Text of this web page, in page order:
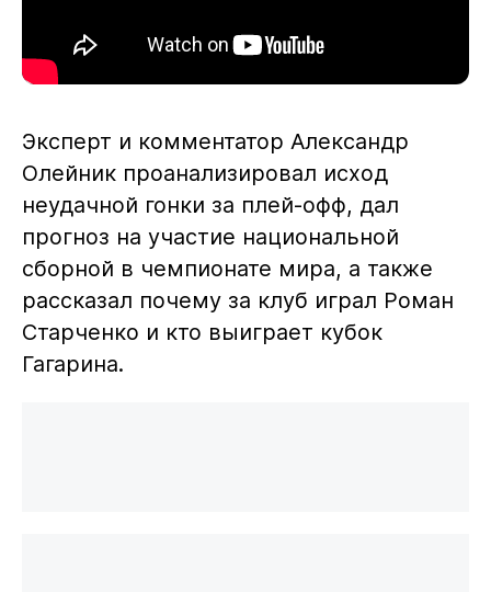
Эксперт и комментатор Александр
Олейник проанализировал исход
неудачной гонки за плей-офф, дал
прогноз на участие национальной
сборной в чемпионате мира, а также
рассказал почему за клуб играл Роман
Старченко и кто выиграет кубок
Гагарина.